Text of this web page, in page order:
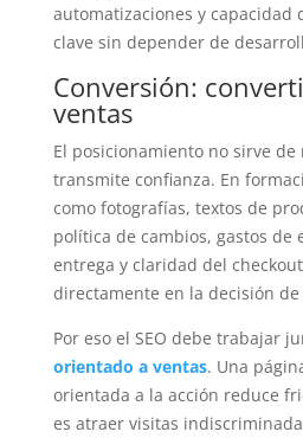
automatizaciones y capacidad
clave sin depender de
Conversión:
ventas
El posicionamiento no sirve
transmite confianza. En
como fotografías, textos de
política de cambios, gastos de
entrega y claridad del
directamente en la decisión de
Por eso el SEO debe trabajar
orientado a ventas. Una
orientada a la acción reduce
es atraer visitas